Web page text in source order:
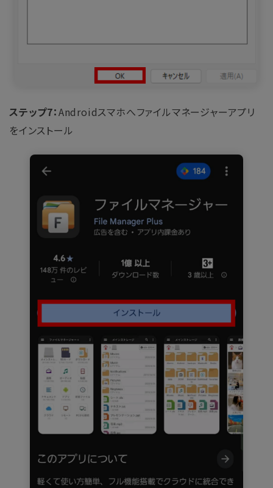
ステップ7：Androidスマホへファイルマネージャーアプリ
をインストール